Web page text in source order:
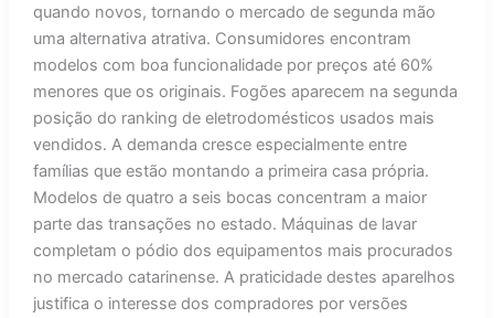
quando novos, tornando o mercado de segunda mão
uma alternativa atrativa. Consumidores encontram
modelos com boa funcionalidade por preços até 60%
menores que os originais. Fogões aparecem na segunda
posição do ranking de eletrodomésticos usados mais
vendidos. A demanda cresce especialmente entre
famílias que estão montando a primeira casa própria.
Modelos de quatro a seis bocas concentram a maior
parte das transações no estado. Máquinas de lavar
completam o pódio dos equipamentos mais procurados
no mercado catarinense. A praticidade destes aparelhos
justifica o interesse dos compradores por versões